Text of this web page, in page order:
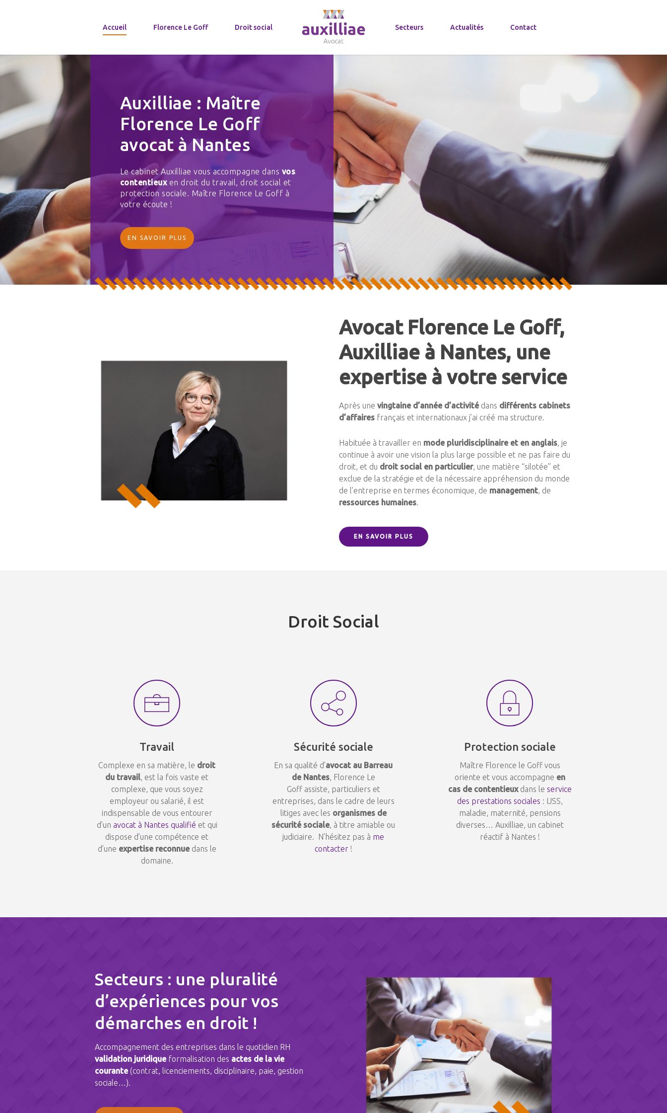
Accueil Florence Le Goff Droit social Secteurs Actualités Contact
Auxilliae : Maître
Florence Le Goff
avocat à Nantes
Le cabinet Auxilliae vous accompagne dans vos
contentieuxen droit du travail, droit social et
protection sociale. Maître Florence Le Goff à
votre écoute !
EN SAVOIR PLUS
Avocat Florence Le Goff,
Auxilliae à Nantes, une
expertise à votre service
Après une vingtaine d’année d’activitédans différents cabinets
d’affairesfrançais et internationaux j’ai créé ma structure.
Habituée à travailler en mode pluridisciplinaire et en anglais, je
continue à avoir une vision la plus large possible et ne pas faire du
droit, et du droit social en particulier, une matière “silotée” et
exclue de la stratégie et de la nécessaire appréhension du monde
de l’entreprise en termes économique, de management, de
ressources humaines.
EN SAVOIR PLUS
Droit Social
Travail
Complexe en sa matière, le droit
du travail, est la fois vaste et
complexe, que vous soyez
employeur ou salarié, il est
indispensable de vous entourer
d’un avocat à Nantes qualifié et qui
dispose d’une compétence et
d’une expertise reconnuedans le
domaine.
Sécurité sociale
En sa qualité d’avocat au Barreau
de Nantes, Florence Le
Goff assiste, particuliers et
entreprises, dans le cadre de leurs
litiges avec les organismes de
sécurité sociale, à titre amiable ou
judiciaire. N’hésitez pas à me
contacter!
Protection sociale
Maître Florence le Goff vous
oriente et vous accompagne en
cas de contentieuxdans le service
des prestations sociales : IJSS,
maladie, maternité, pensions
diverses… Auxilliae, un cabinet
réactif à Nantes !
Secteurs : une pluralité
d’expériences pour vos
démarches en droit !
Accompagnement des entreprises dans le quotidien RH
validation juridiqueformalisation des actes de la vie
courante(contrat, licenciements, disciplinaire, paie, gestion
sociale…).